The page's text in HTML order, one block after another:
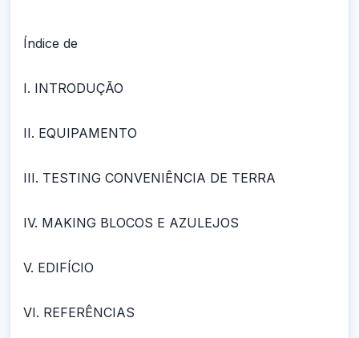
Índice de
I. INTRODUÇÃO
II. EQUIPAMENTO
III. TESTING CONVENIÊNCIA DE TERRA
IV. MAKING BLOCOS E AZULEJOS
V. EDIFÍCIO
VI. REFERÊNCIAS